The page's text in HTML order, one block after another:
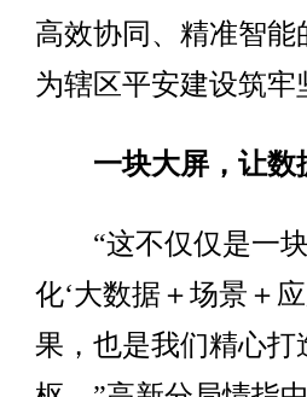
高效协同、精准智
为辖区平安建设筑牢
一块大屏，让数
“这不仅仅是一块
化‘大数据＋场景＋
果，也是我们精心打